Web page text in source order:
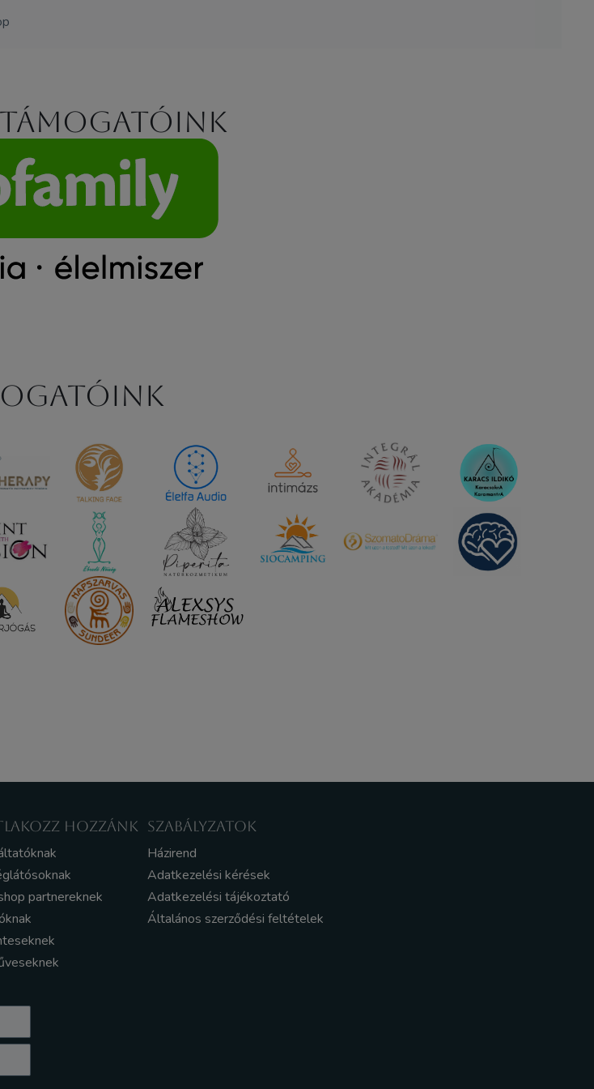
támogatóink
HOZZÁNK
partnereknek
SZABÁLYZATOK
Házirend
Adatkezelési kérések
Adatkezelési tájékoztató
Általános szerződési feltételek